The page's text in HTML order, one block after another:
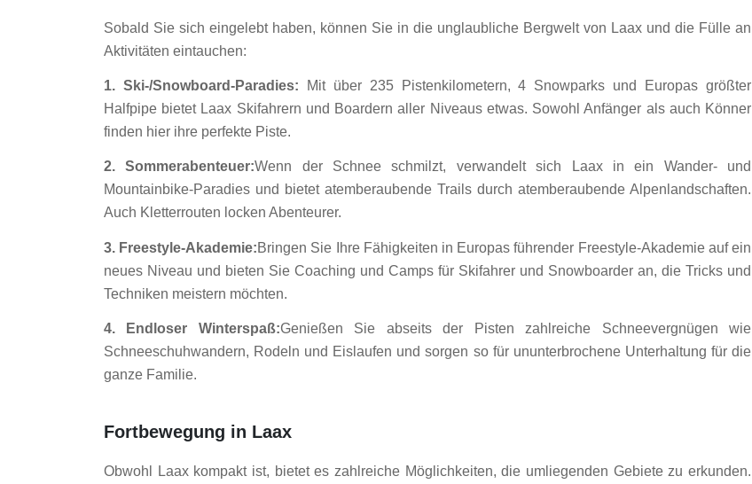
Sobald Sie sich eingelebt haben, können Sie in die unglaubliche Bergwelt von Laax und die Fülle an
Aktivitäten eintauchen:
1. Ski-/Snowboard-Paradies: Mit über 235 Pistenkilometern, 4 Snowparks und Europas größter
Halfpipe bietet Laax Skifahrern und Boardern aller Niveaus etwas. Sowohl Anfänger als auch Könner
finden hier ihre perfekte Piste.
2. Sommerabenteuer:Wenn der Schnee schmilzt, verwandelt sich Laax in ein Wander- und
Mountainbike-Paradies und bietet atemberaubende Trails durch atemberaubende Alpenlandschaften.
Auch Kletterrouten locken Abenteurer.
3. Freestyle-Akademie:Bringen Sie Ihre Fähigkeiten in Europas führender Freestyle-Akademie auf ein
neues Niveau und bieten Sie Coaching und Camps für Skifahrer und Snowboarder an, die Tricks und
Techniken meistern möchten.
4. Endloser Winterspaß:Genießen Sie abseits der Pisten zahlreiche Schneevergnügen wie
Schneeschuhwandern, Rodeln und Eislaufen und sorgen so für ununterbrochene Unterhaltung für die
ganze Familie.
Fortbewegung in Laax
Obwohl Laax kompakt ist, bietet es zahlreiche Möglichkeiten, die umliegenden Gebiete zu erkunden.